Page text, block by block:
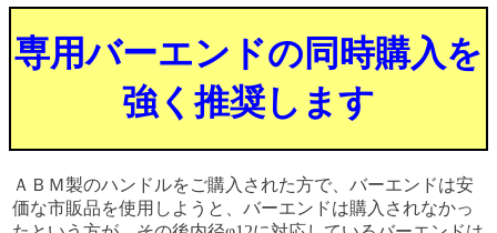
専用バーエンドの同時購入を
強く推奨します
ＡＢＭ製のハンドルをご購入された方で、バーエンドは安
価な市販品を使用しようと、バーエンドは購入されなかっ